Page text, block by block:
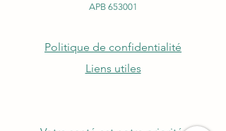
APB 653001
Politique de confidentialité
Liens utiles